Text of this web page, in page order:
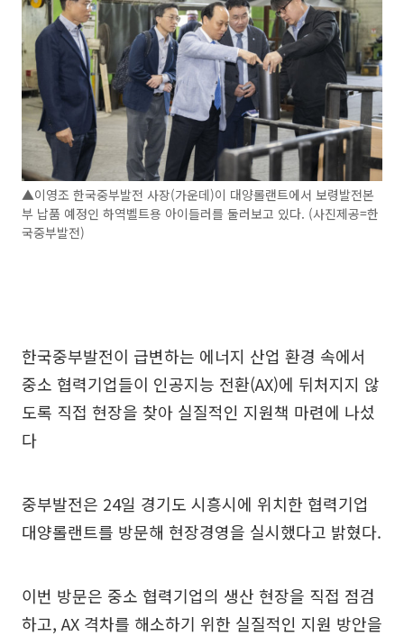
▲이영조 한국중부발전 사장(가운데)이 대양롤랜트에서 보령발전본
부 납품 예정인 하역벨트용 아이들러를 둘러보고 있다. (사진제공=한
국중부발전)
한국중부발전이 급변하는 에너지 산업 환경 속에서
중소 협력기업들이 인공지능 전환(AX)에 뒤처지지 않
도록 직접 현장을 찾아 실질적인 지원책 마련에 나섰
다
중부발전은 24일 경기도 시흥시에 위치한 협력기업
대양롤랜트를 방문해 현장경영을 실시했다고 밝혔다.
이번 방문은 중소 협력기업의 생산 현장을 직접 점검
하고, AX 격차를 해소하기 위한 실질적인 지원 방안을